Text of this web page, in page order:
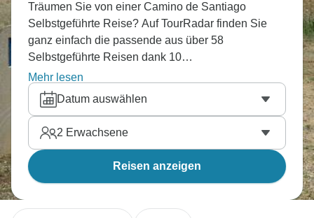
Träumen Sie von einer Camino de Santiago
Selbstgeführte Reise? Auf TourRadar finden Sie
ganz einfach die passende aus über 58
Selbstgeführte Reisen dank 10
Erfahrungsberichten.
Mehr lesen
Datum auswählen
2 Erwachsene
Reisen anzeigen